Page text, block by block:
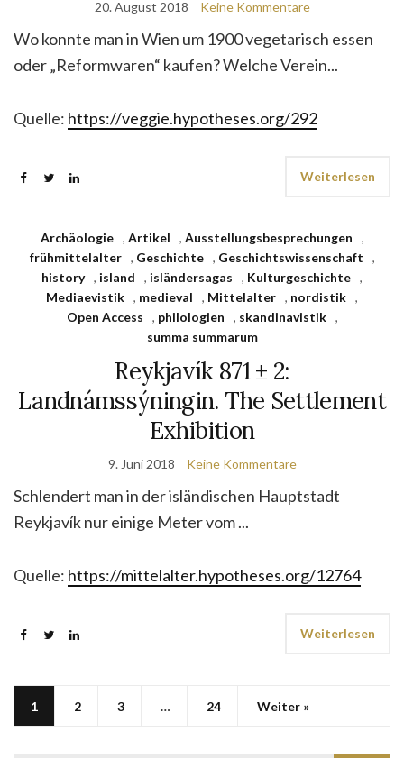
20. August 2018 Keine Kommentare
Wo konnte man in Wien um 1900 vegetarisch essen
oder „Reformwaren“ kaufen? Welche Verein...
Quelle: https://veggie.hypotheses.org/292
Weiterlesen
Archäologie , Artikel , Ausstellungsbesprechungen
,
frühmittelalter
, Geschichte , Geschichtswissenschaft
,
history , island , isländersagas , Kulturgeschichte ,
Mediaevistik , medieval , Mittelalter , nordistik ,
Open Access
, philologien , skandinavistik
,
summa summarum
Reykjavík 871 ± 2:
Landnámssýningin. The Settlement
Exhibition
9. Juni 2018 Keine Kommentare
Schlendert man in der isländischen Hauptstadt
Reykjavík nur einige Meter vom ...
Quelle: https://mittelalter.hypotheses.org/12764
Weiterlesen
1 2 3 … 24 Weiter »